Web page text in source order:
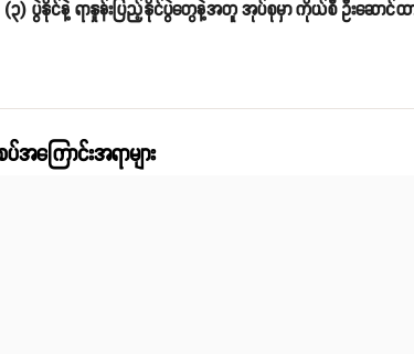
(၃) ပွဲနိုင်နဲ့ ရာနှုန်းပြည့်နိုင်ပွဲတွေနဲ့အတူ အုပ်စုမှာ ကိုယ်စီ ဦးဆောင်ထ
ကြောင်းအရာများ